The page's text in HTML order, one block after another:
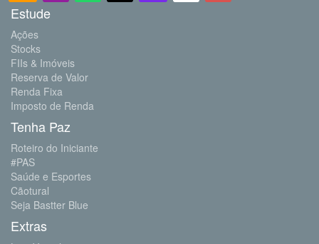
Estude
Ações
Stocks
FIIs & Imóveis
Reserva de Valor
Renda Fixa
Imposto de Renda
Tenha Paz
Roteiro do Iniciante
#PAS
Saúde e Esportes
Cãotural
Seja Bastter Blue
Extras